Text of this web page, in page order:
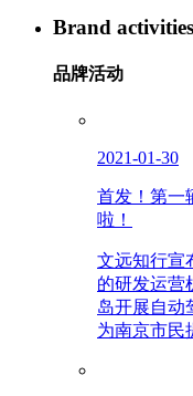
Brand activities
品牌活动
2021-01-30
首发！第一
啦！
文远知行宣
的研发运
岛开展自动
为南京市民